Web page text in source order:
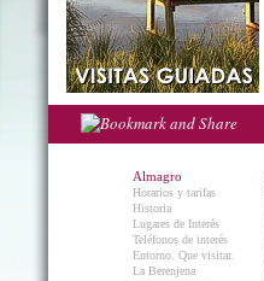
Almagro
Horarios y tarifas
Historia
Lugares de Interés
Teléfonos de interés
Entorno. Que visitar.
La Berenjena